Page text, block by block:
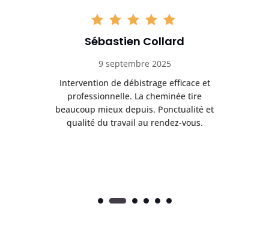
Sébastien Collard
9 septembre 2025
Intervention de débistrage efficace et
professionnelle. La cheminée tire
beaucoup mieux depuis. Ponctualité et
qualité du travail au rendez-vous.